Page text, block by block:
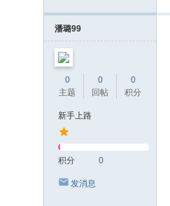
潘璐99
0
主题
0
回帖
0
积分
新手上路
积分 0
发消息